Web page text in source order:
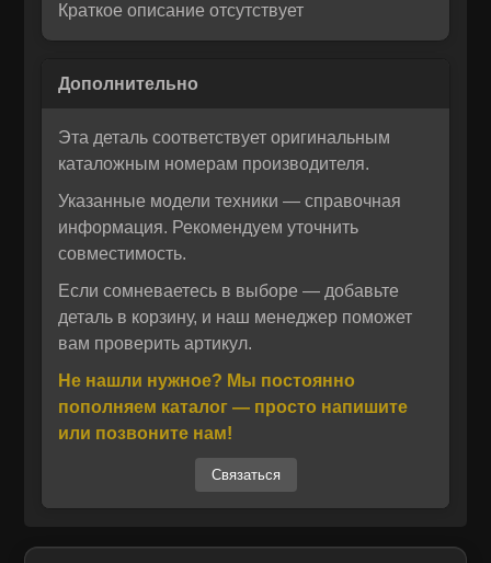
Мы понимаем, как важно принять правильное решение. Если
вы не уверены в своем выборе или у вас возникли вопросы —
предложим лучшее решение для вас!
Отправить
Политика конфиденциальности
Рассчитать лизинг:
Отправить
Даю своё согласие на обработку персональных данных.
Политика конфиденциальности
Краткое описание отсутствует
Эта деталь соответствует оригинальным
каталожным номерам производителя.
Указанные модели техники — справочная
информация. Рекомендуем уточнить
совместимость.
Если сомневаетесь в выборе — добавьте
деталь в корзину, и наш менеджер поможет
вам проверить артикул.
Не нашли нужное? Мы постоянно
пополняем каталог — просто напишите
или позвоните нам!
Связаться